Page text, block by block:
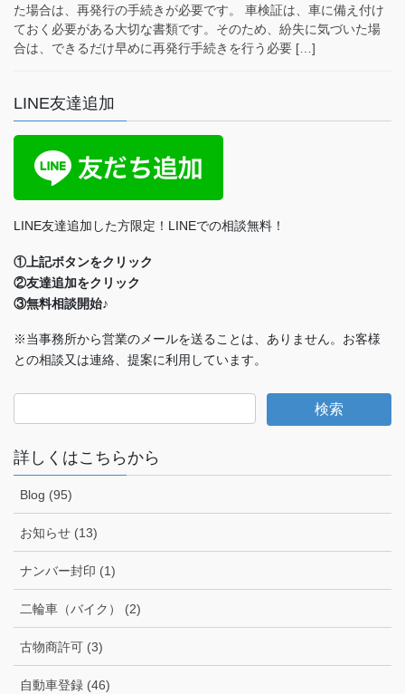
た場合は、再発行の手続きが必要です。 車検証は、車に備え付け
ておく必要がある大切な書類です。そのため、紛失に気づいた場
合は、できるだけ早めに再発行手続きを行う必要 […]
LINE友達追加
LINE友達追加した方限定！LINEでの相談無料！
①上記ボタンをクリック
②友達追加をクリック
③無料相談開始♪
※当事務所から営業のメールを送ることは、ありません。お客様
との相談又は連絡、提案に利用しています。
詳しくはこちらから
Blog (95)
お知らせ (13)
ナンバー封印 (1)
二輪車（バイク） (2)
古物商許可 (3)
自動車登録 (46)